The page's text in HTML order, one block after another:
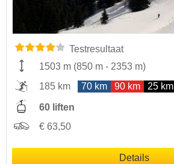
Testresultaat
1503 m (850 m - 2353 m)
185 km
70 km 90 km 25 km
60 liften
€ 63,50
Details